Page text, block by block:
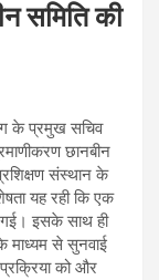
समिति की
के प्रमुख सचिव
छानबीन
संस्थान के
यह रही कि एक
गई। इसके साथ ही
के माध्यम से सुनवाई
को और